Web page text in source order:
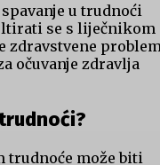
u trudnoći
se s liječnikom
očuvanje zdravlja
trudnoće može biti